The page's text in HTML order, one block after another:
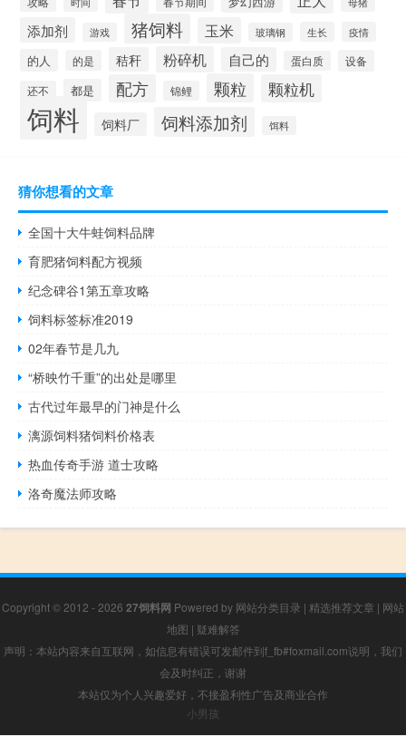
添加剂 游戏 猪饲料 玉米 玻璃钢 生长 疫情
的人 的是 秸秆 粉碎机 自己的 蛋白质 设备
还不 都是 配方 锦鲤 颗粒 颗粒机
饲料 饲料厂 饲料添加剂 饵料
猜你想看的文章
全国十大牛蛙饲料品牌
育肥猪饲料配方视频
纪念碑谷1第五章攻略
饲料标签标准2019
02年春节是几九
“桥映竹千重”的出处是哪里
古代过年最早的门神是什么
漓源饲料猪饲料价格表
热血传奇手游 道士攻略
洛奇魔法师攻略
Copyright © 2012 - 2026 27饲料网 Powered by 网站分类目录 | 精选推荐文章 | 网站
地图 | 疑难解答
声明：本站内容来自互联网，如信息有错误可发邮件到f_fb#foxmail.com说明，我们
会及时纠正，谢谢
本站仅为个人兴趣爱好，不接盈利性广告及商业合作
小男孩